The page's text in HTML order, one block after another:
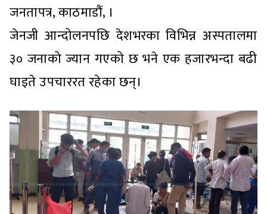
जनतापत्र, काठमाडौं, ।
जेनजी आन्दोलनपछि देशभरका विभिन्न अस्पतालमा
३० जनाको ज्यान गएको छ भने एक हजारभन्दा बढी
घाइते उपचाररत रहेका छन्।